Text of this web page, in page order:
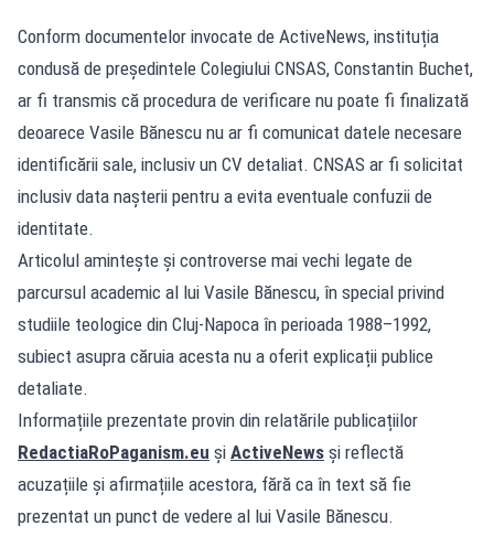
Conform documentelor invocate de ActiveNews, instituția
condusă de președintele Colegiului CNSAS, Constantin Buchet,
ar fi transmis că procedura de verificare nu poate fi finalizată
deoarece Vasile Bănescu nu ar fi comunicat datele necesare
identificării sale, inclusiv un CV detaliat. CNSAS ar fi solicitat
inclusiv data nașterii pentru a evita eventuale confuzii de
identitate.
Articolul amintește și controverse mai vechi legate de
parcursul academic al lui Vasile Bănescu, în special privind
studiile teologice din Cluj-Napoca în perioada 1988–1992,
subiect asupra căruia acesta nu a oferit explicații publice
detaliate.
Informațiile prezentate provin din relatările publicațiilor
RedactiaRoPaganism.eu și ActiveNews și reflectă
acuzațiile și afirmațiile acestora, fără ca în text să fie
prezentat un punct de vedere al lui Vasile Bănescu.